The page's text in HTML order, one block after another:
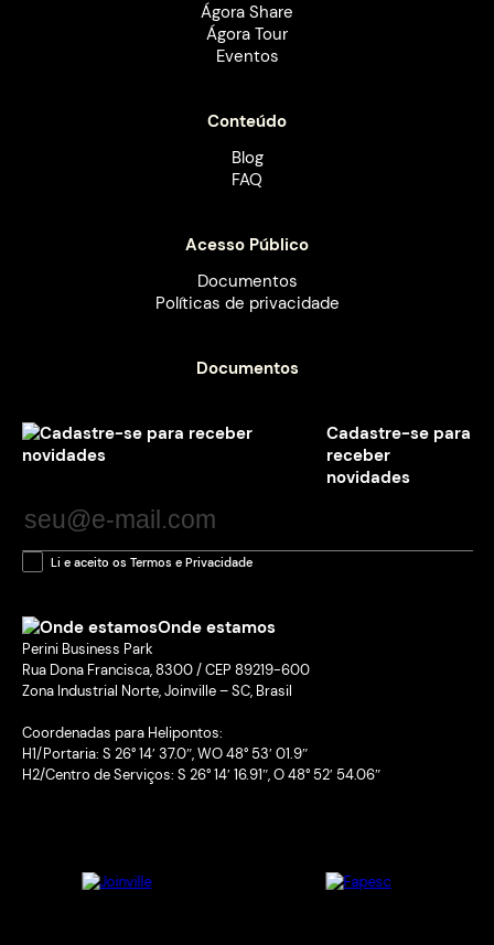
Ágora Share
Ágora Tour
Eventos
Conteúdo
Blog
FAQ
Acesso Público
Documentos
Políticas de privacidade
Documentos
Cadastre-se para
receber
novidades
Li e aceito os Termos e Privacidade
Onde estamos
Perini Business Park
Rua Dona Francisca, 8300 / CEP 89219-600
Zona Industrial Norte, Joinville – SC, Brasil
Coordenadas para Helipontos:
H1/Portaria: S 26° 14′ 37.0″, WO 48° 53′ 01.9″
H2/Centro de Serviços: S 26° 14′ 16.91″, O 48° 52′ 54.06″